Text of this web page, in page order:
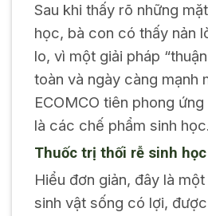
Sau khi thấy rõ những
học, bà con có thấy nản
lo, vì một giải pháp
toàn và ngày càng mạnh
ECOMCO tiên phong
là các chế phẩm sinh học.
Thuốc trị thối rễ sinh
Hiểu đơn giản, đây là một
sinh vật sống có lợi,